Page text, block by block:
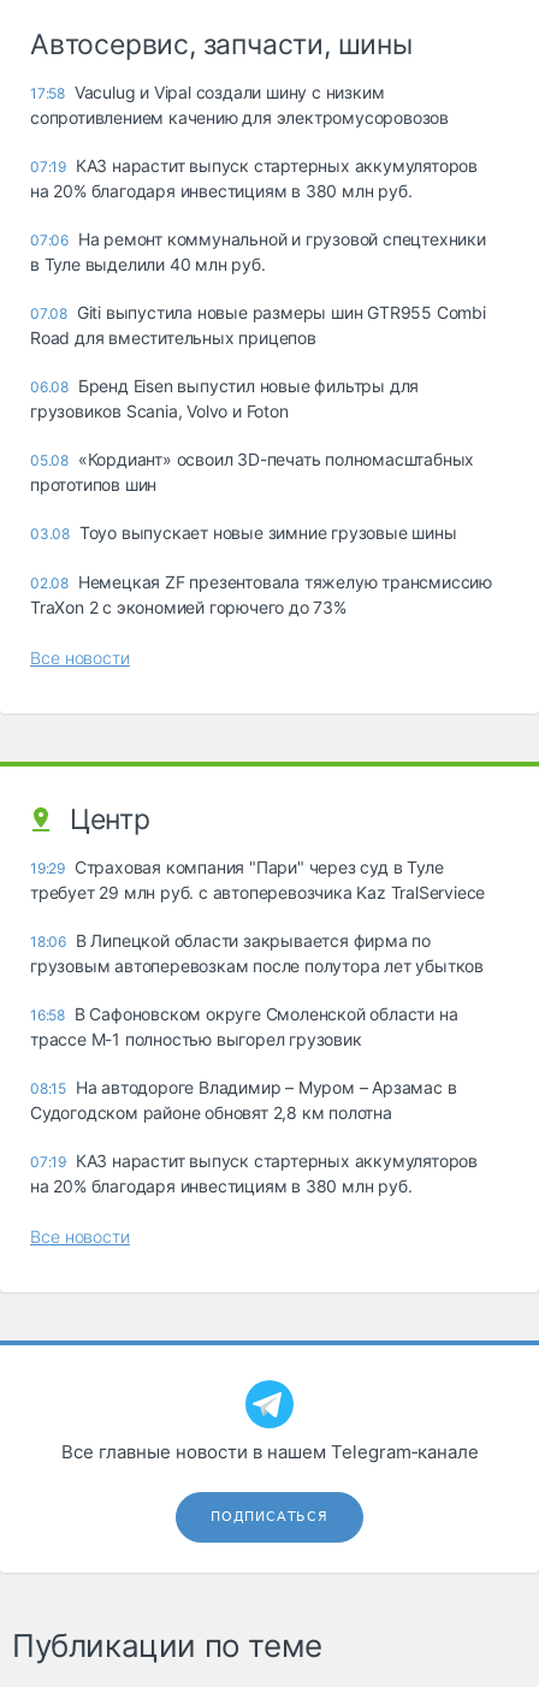
Автосервис, запчасти, шины
17:58 Vaculug и Vipal создали шину с низким
сопротивлением качению для электромусоровозов
07:19 КАЗ нарастит выпуск стартерных аккумуляторов
на 20% благодаря инвестициям в 380 млн руб.
07:06 На ремонт коммунальной и грузовой спецтехники
в Туле выделили 40 млн руб.
07.08 Giti выпустила новые размеры шин GTR955 Combi
Road для вместительных прицепов
06.08 Бренд Eisen выпустил новые фильтры для
грузовиков Scania, Volvo и Foton
05.08 «Кордиант» освоил 3D-печать полномасштабных
прототипов шин
03.08 Toyo выпускает новые зимние грузовые шины
02.08 Немецкая ZF презентовала тяжелую трансмиссию
TraXon 2 с экономией горючего до 73%
Все новости
Центр
19:29 Страховая компания "Пари" через суд в Туле
требует 29 млн руб. с автоперевозчика Kaz TralServiece
18:06 В Липецкой области закрывается фирма по
грузовым автоперевозкам после полутора лет убытков
16:58 В Сафоновском округе Смоленской области на
трассе М-1 полностью выгорел грузовик
08:15 На автодороге Владимир – Муром – Арзамас в
Судогодском районе обновят 2,8 км полотна
07:19 КАЗ нарастит выпуск стартерных аккумуляторов
на 20% благодаря инвестициям в 380 млн руб.
Все новости
Все главные новости в нашем Telegram‑канале
ПОДПИСАТЬСЯ
Публикации по теме